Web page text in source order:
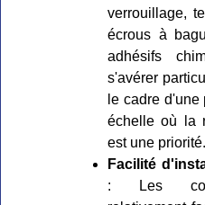
verrouillage,
écrous à
adhésifs
s'avérer
le cadre
échelle où la
est une priorité.
Facilité
: Les